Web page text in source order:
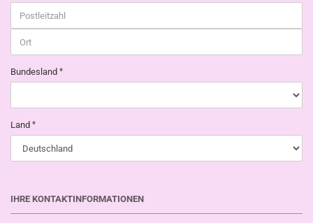
Bundesland
Land
IHRE KONTAKTINFORMATIONEN